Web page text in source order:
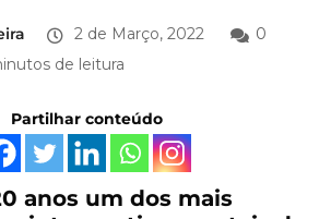
2 de Março, 2022
0
de leitura
Partilhar conteúdo
anos um dos mais